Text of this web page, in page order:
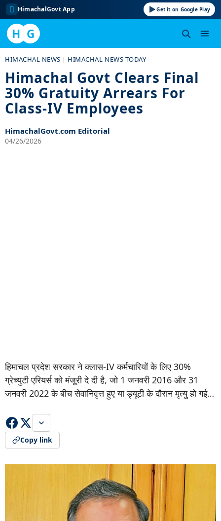
HimachalGovt App Get it on Google Play
H G
content
HIMACHAL NEWS | HIMACHAL NEWS TODAY
Himachal Govt Clears Final
30% Gratuity Arrears For
Class-IV Employees
HimachalGovt.com Editorial
04/26/2026
हिमाचल प्रदेश सरकार ने क्लास-IV कर्मचारियों के लिए 30%
ग्रेच्युटी एरियर्स को मंजूरी दे दी है, जो 1 जनवरी 2016 और 31
जनवरी 2022 के बीच सेवानिवृत्त हुए या ड्यूटी के दौरान मृत्यु हो गई…
Copy link